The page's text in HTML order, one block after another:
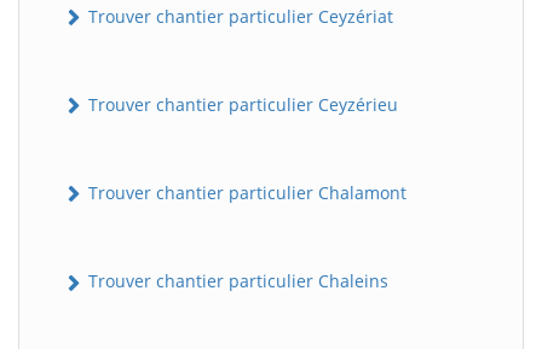
Trouver chantier particulier Ceyzériat
Trouver chantier particulier Ceyzérieu
Trouver chantier particulier Chalamont
Trouver chantier particulier Chaleins